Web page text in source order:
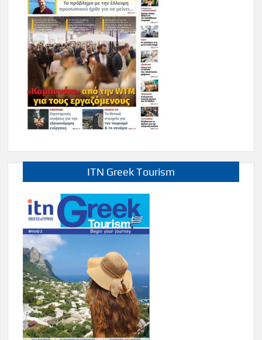
ITN Greek Tourism